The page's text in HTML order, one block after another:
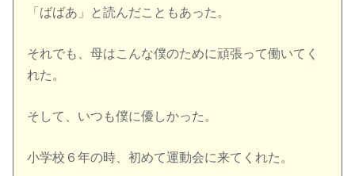
「ばばあ」と読んだこともあった。
それでも、母はこんな僕のために頑張って働いてく
れた。
そして、いつも僕に優しかった。
小学校６年の時、初めて運動会に来てくれた。